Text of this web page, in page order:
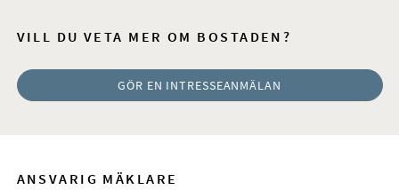
VILL DU VETA MER OM BOSTADEN?
GÖR EN INTRESSEANMÄLAN
ANSVARIG MÄKLARE